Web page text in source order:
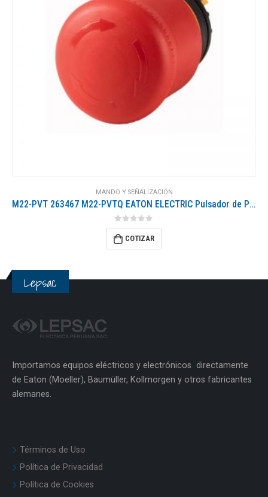
MANDO Y SEÑALIZACIÓN
M22-PVT 263467 M22-PVTQ EATON ELECTRIC Pulsador de Parada de Emergencia D 38 mm Desenclavamiento por giro
0out of 5
COTIZAR
Lepsac
Importamos equipos eléctricos y electrónicos directamente
de Eaton (Moeller), Baumüller, Kollmorgen y otros fabricantes
alemanes.
Términos de Uso
Política de Privacidad
Política de Cookies